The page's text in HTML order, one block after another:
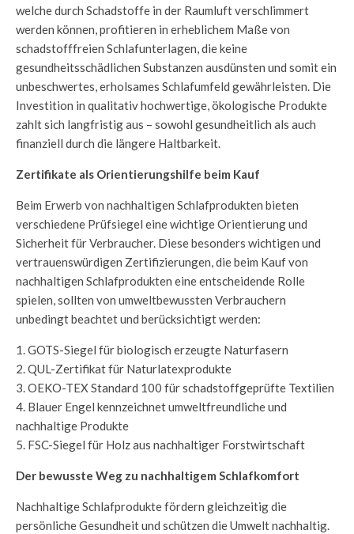
welche durch Schadstoffe in der Raumluft verschlimmert
werden können, profitieren in erheblichem Maße von
schadstofffreien Schlafunterlagen, die keine
gesundheitsschädlichen Substanzen ausdünsten und somit ein
unbeschwertes, erholsames Schlafumfeld gewährleisten. Die
Investition in qualitativ hochwertige, ökologische Produkte
zahlt sich langfristig aus – sowohl gesundheitlich als auch
finanziell durch die längere Haltbarkeit.
Zertifikate als Orientierungshilfe beim Kauf
Beim Erwerb von nachhaltigen Schlafprodukten bieten
verschiedene Prüfsiegel eine wichtige Orientierung und
Sicherheit für Verbraucher. Diese besonders wichtigen und
vertrauenswürdigen Zertifizierungen, die beim Kauf von
nachhaltigen Schlafprodukten eine entscheidende Rolle
spielen, sollten von umweltbewussten Verbrauchern
unbedingt beachtet und berücksichtigt werden:
1. GOTS-Siegel für biologisch erzeugte Naturfasern
2. QUL-Zertifikat für Naturlatexprodukte
3. OEKO-TEX Standard 100 für schadstoffgeprüfte Textilien
4. Blauer Engel kennzeichnet umweltfreundliche und
nachhaltige Produkte
5. FSC-Siegel für Holz aus nachhaltiger Forstwirtschaft
Der bewusste Weg zu nachhaltigem Schlafkomfort
Nachhaltige Schlafprodukte fördern gleichzeitig die
persönliche Gesundheit und schützen die Umwelt nachhaltig.